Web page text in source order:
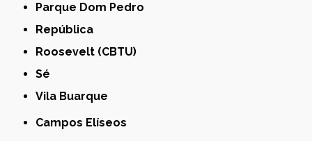
Parque Dom Pedro
República
Roosevelt (CBTU)
Sé
Vila Buarque
Campos Elíseos